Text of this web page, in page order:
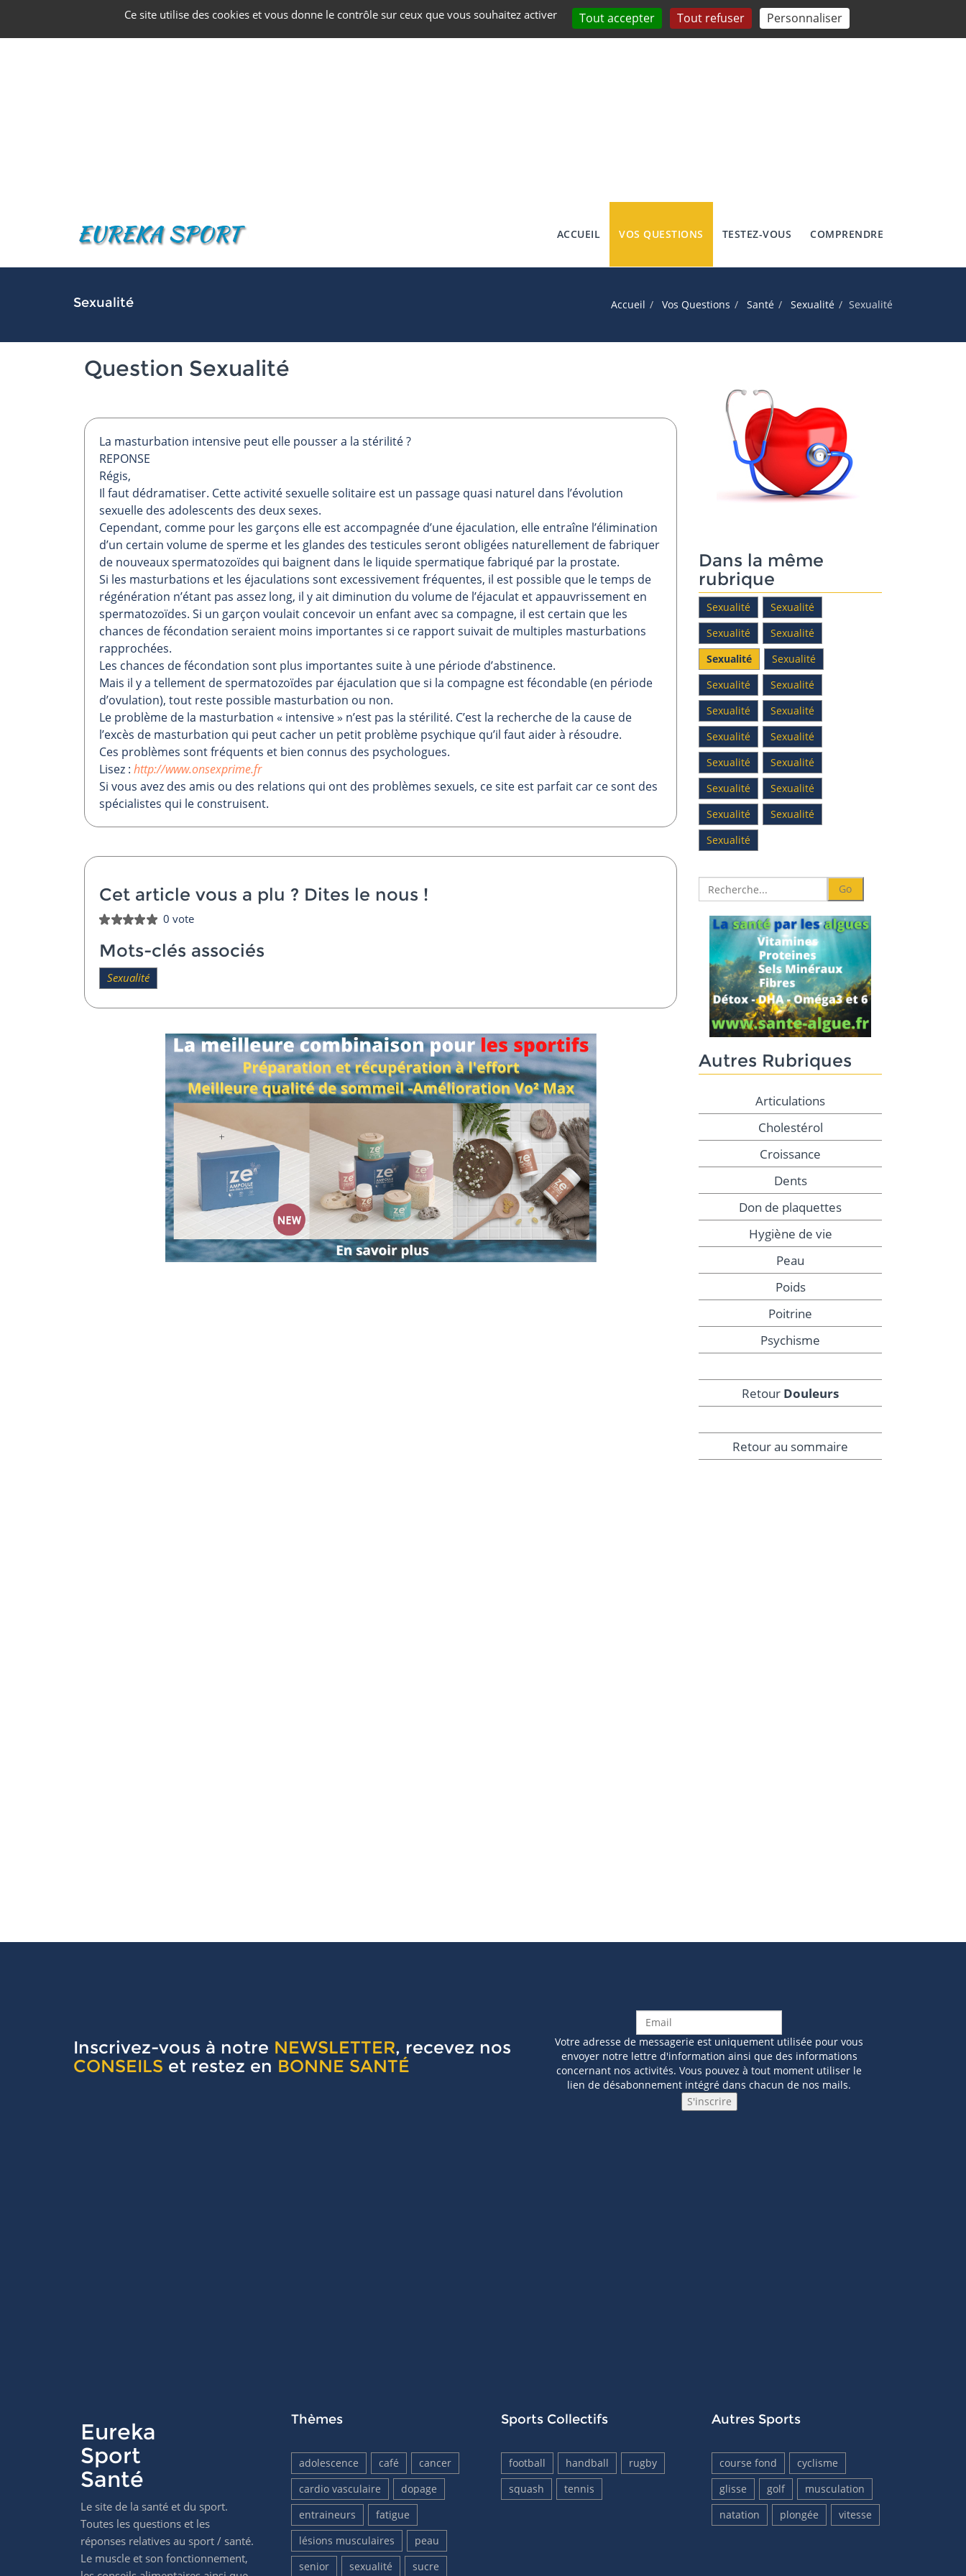
ACCUEIL VOS QUESTIONS TESTEZ-VOUS COMPRENDRE
Sexualité Accueil Vos Questions Santé Sexualité Sexualité
Question Sexualité
La masturbation intensive peut elle pousser a la stérilité ?
REPONSE
Régis,
Il faut dédramatiser. Cette activité sexuelle solitaire est un passage quasi naturel dans l’évolution
sexuelle des adolescents des deux sexes.
Cependant, comme pour les garçons elle est accompagnée d’une éjaculation, elle entraîne l’élimination
d’un certain volume de sperme et les glandes des testicules seront obligées naturellement de fabriquer
de nouveaux spermatozoïdes qui baignent dans le liquide spermatique fabriqué par la prostate.
Si les masturbations et les éjaculations sont excessivement fréquentes, il est possible que le temps de
régénération n’étant pas assez long, il y ait diminution du volume de l’éjaculat et appauvrissement en
spermatozoïdes. Si un garçon voulait concevoir un enfant avec sa compagne, il est certain que les
chances de fécondation seraient moins importantes si ce rapport suivait de multiples masturbations
rapprochées.
Les chances de fécondation sont plus importantes suite à une période d’abstinence.
Mais il y a tellement de spermatozoïdes par éjaculation que si la compagne est fécondable (en période
d’ovulation), tout reste possible masturbation ou non.
Le problème de la masturbation « intensive » n’est pas la stérilité. C’est la recherche de la cause de
l’excès de masturbation qui peut cacher un petit problème psychique qu’il faut aider à résoudre.
Ces problèmes sont fréquents et bien connus des psychologues.
Lisez : http://www.onsexprime.fr
Si vous avez des amis ou des relations qui ont des problèmes sexuels, ce site est parfait car ce sont des
spécialistes qui le construisent.
Cet article vous a plu ? Dites le nous !
0 vote
Mots-clés associés
Sexualité
Dans la même
rubrique
Sexualité
Sexualité
Sexualité
Sexualité
Sexualité
Sexualité
Sexualité
Sexualité
Sexualité
Sexualité
Sexualité
Sexualité
Sexualité
Sexualité
Sexualité
Sexualité
Sexualité
Sexualité
Sexualité
Autres Rubriques
Articulations
Cholestérol
Croissance
Dents
Don de plaquettes
Hygiène de vie
Peau
Poids
Poitrine
Psychisme
Retour Douleurs
Retour au sommaire
Inscrivez-vous à notre NEWSLETTER, recevez nos
CONSEILS et restez en BONNE SANTÉ
Votre adresse de messagerie est uniquement utilisée pour vous
envoyer notre lettre d'information ainsi que des informations
concernant nos activités. Vous pouvez à tout moment utiliser le
lien de désabonnement intégré dans chacun de nos mails.
Eureka
Sport
Santé
Le site de la santé et du sport.
Toutes les questions et les
réponses relatives au sport / santé.
Le muscle et son fonctionnement,
Thèmes
adolescence café
cancer
cardio vasculaire
dopage
entraineurs
fatigue
lésions musculaires
peau
senior
sexualité sucre
Sports Collectifs
football handball
rugby
squash
tennis
Autres Sports
course fond
cyclisme
glisse
golf
musculation
natation
plongée vitesse
Ce site utilise des cookies et vous donne le contrôle sur ceux que vous souhaitez activer Tout accepter Tout refuser Personnaliser